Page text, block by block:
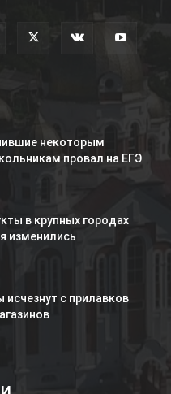
некоторым
провал на ЕГЭ
в крупных городах
изменились
исчезнут с прилавков